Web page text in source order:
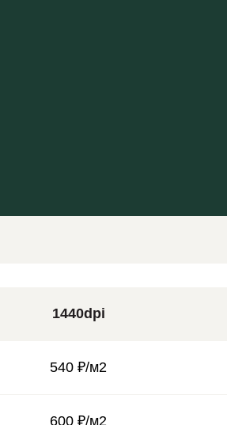
1440dpi
540 ₽/м2
600 ₽/м2